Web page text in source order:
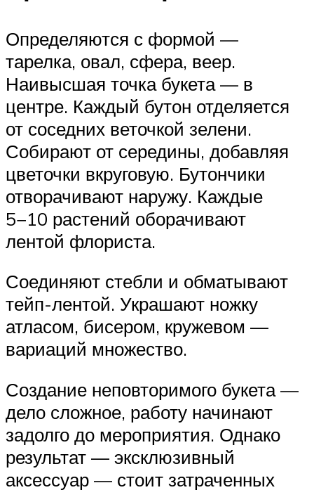
Определяются с формой —
тарелка, овал, сфера, веер.
Наивысшая точка букета — в
центре. Каждый бутон отделяется
от соседних веточкой зелени.
Собирают от середины, добавляя
цветочки вкруговую. Бутончики
отворачивают наружу. Каждые
5−10 растений оборачивают
лентой флориста.
Соединяют стебли и обматывают
тейп-лентой. Украшают ножку
атласом, бисером, кружевом —
вариаций множество.
Создание неповторимого букета —
дело сложное, работу начинают
задолго до мероприятия. Однако
результат — эксклюзивный
аксессуар — стоит затраченных